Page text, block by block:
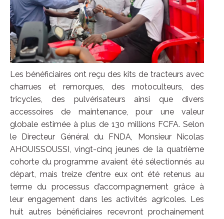
Les bénéficiaires ont reçu des kits de tracteurs avec
charrues et remorques, des motoculteurs, des
tricycles, des pulvérisateurs ainsi que divers
accessoires de maintenance, pour une valeur
globale estimée à plus de 130 millions FCFA. Selon
le Directeur Général du FNDA, Monsieur Nicolas
AHOUISSOUSSI, vingt-cinq jeunes de la quatrième
cohorte du programme avaient été sélectionnés au
départ, mais treize d’entre eux ont été retenus au
terme du processus d’accompagnement grâce à
leur engagement dans les activités agricoles. Les
huit autres bénéficiaires recevront prochainement